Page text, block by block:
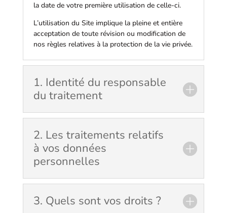
la date de votre première utilisation de celle-ci.
L’utilisation du Site implique la pleine et entière
acceptation de toute révision ou modification de
nos règles relatives à la protection de la vie privée.
1. Identité du responsable
du traitement
2. Les traitements relatifs
à vos données
personnelles
3. Quels sont vos droits ?